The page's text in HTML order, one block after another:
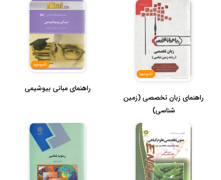
ناموجود
راهنمای زبان تخصصی (زمین
شناسی)
ناموجود
راهنمای مبانی بیوشیمی